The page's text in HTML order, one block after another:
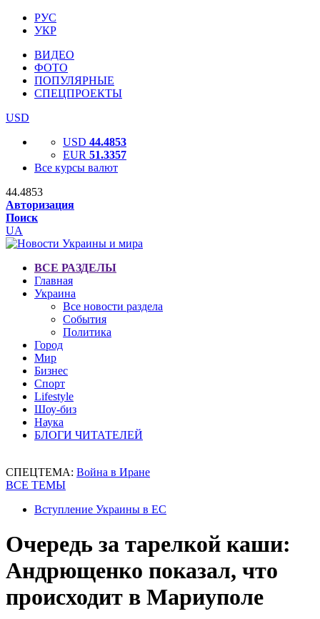
РУС
УКР
ВИДЕО
ФОТО
ПОПУЛЯРНЫЕ
СПЕЦПРОЕКТЫ
USD
USD 44.4853
EUR 51.3357
Все курсы валют
44.4853
Авторизация
Поиск
UA
ВСЕ РАЗДЕЛЫ
Главная
Украина
Все новости раздела
События
Политика
Город
Мир
Бизнес
Спорт
Lifestyle
Шоу-биз
Наука
БЛОГИ ЧИТАТЕЛЕЙ
СПЕЦТЕМА: Война в Иране
ВСЕ ТЕМЫ
Вступление Украины в ЕС
Очередь за тарелкой каши:
Андрющенко показал, что
происходит в Мариуполе